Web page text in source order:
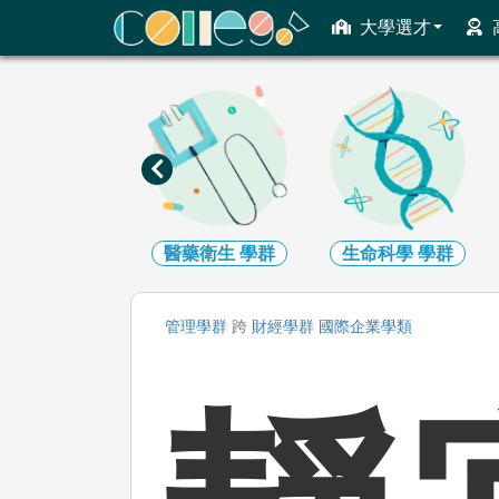
大學選才
ColleGo! 大學選才與高中育才輔助系統
醫藥衛生 學群 生命科學 學群
管理學群 跨 財經學群 國際企業學類